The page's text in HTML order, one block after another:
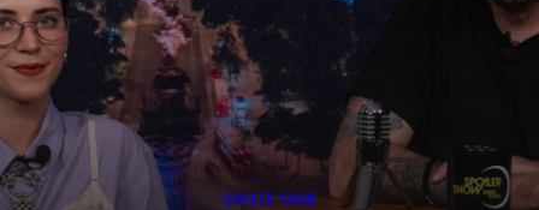
SPOILER SHOW